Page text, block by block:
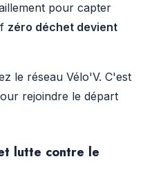
pour capter
zéro déchet devient
le réseau Vélo'V. C'est
rejoindre le départ
lutte contre le